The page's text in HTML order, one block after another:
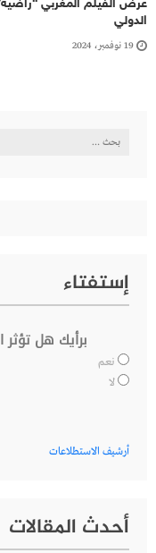
عرض الفيلم المغربي
الدولي
19 نوفمبر، 2024
البحث
إستفتاء
برأيك هل
نعم
لا
أرشيف الاستطلاعات
أحدث المقالات